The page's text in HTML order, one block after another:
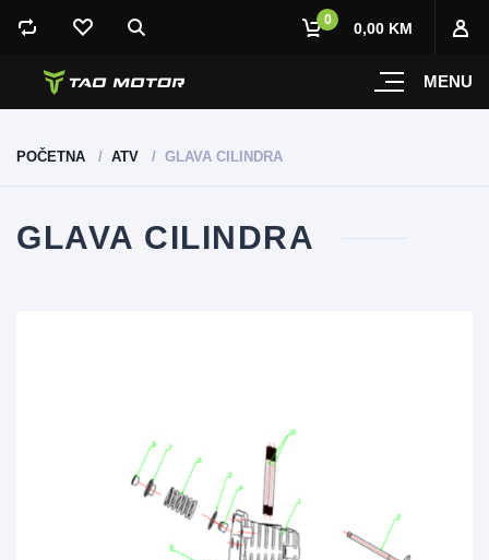
MENU
0 0,00 KM
POČETNA ATV GLAVA CILINDRA
GLAVA CILINDRA